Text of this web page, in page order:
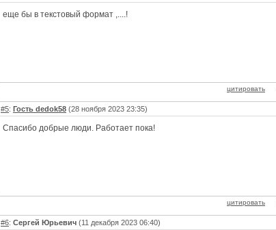
еще бы в текстовый формат ,....!
цитировать
#5: Гость dedok58 (28 ноября 2023 23:35)
Спасибо добрые люди. Работает пока!
цитировать
#6: Сергей Юрьевич (11 декабря 2023 06:40)